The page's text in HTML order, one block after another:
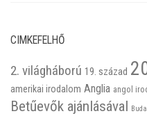
CIMKEFELHŐ
2. világháború 19. század
amerikai irodalom Anglia angol
Betűevők ajánlásával